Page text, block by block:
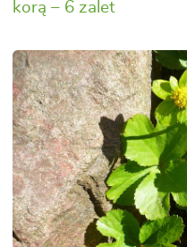
korą – 6 zalet